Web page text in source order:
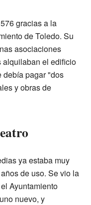
gracias a la
de Toledo. Su
asociaciones
alquilaban el edificio
debía pagar "dos
y obras de
ya estaba muy
de uso. Se vio la
Ayuntamiento
nuevo, y